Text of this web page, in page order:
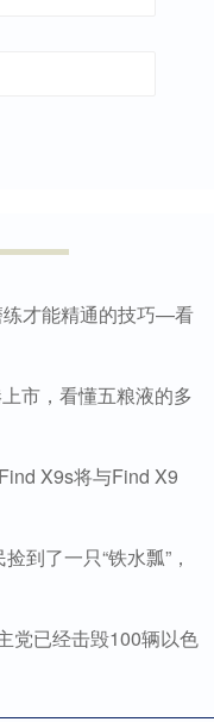
才能精通的技巧—看
市，看懂五粮液的多
X9s将与Find X9
到了一只“铁水瓢”，
党已经击毁100辆以色